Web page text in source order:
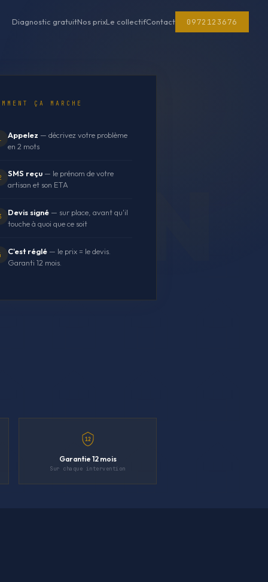
Diagnostic gratuitNos prixLe collectifContact 0972123676
ÇA MARCHE
Appelez — décrivez votre problème
en 2 mots
SMS reçu — le prénom de votre
artisan et son ETA
Devis signé — sur place, avant qu'il
touche à quoi que ce soit
C'est réglé — le prix = le devis.
Garanti 12 mois.
12
Garantie 12 mois
Sur chaque intervention